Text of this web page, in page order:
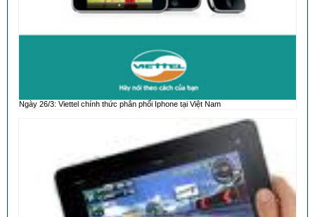
Ngày 26/3: Viettel chính thức phân phối Iphone tại Việt Nam